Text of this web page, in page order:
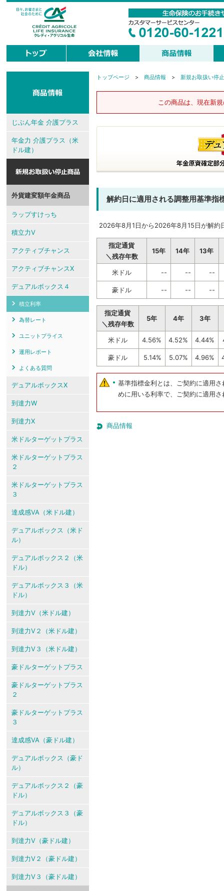
現
トップページ > 商品情報 > 新規お取扱い停
この商品は、現在新
解約日に適用される調整用基準指
2026年8月1日から2026年8月15日が解約
指定通貨
＼残存年数
15年 14年 13年
米ドル -- -- --
豪ドル -- -- --
指定通貨
＼残存年数
5年 4年 3年
米ドル 4.56% 4.52% 4.44%
豪ドル 5.14% 5.07% 4.96%
基準指標金利とは、ご契約に適用
めに用いる利率で、ご契約に適用
商品情報
じぶん年金 介護プラス
年金力 介護プラス（米
ドル建）
外貨建変額年金商品
ラップすけっち
積立力V
アクティブチャンス
アクティブチャンスX
デュアルボックス４
積立利率
為替レート
ユニットプライス
運用レポート
よくある質問
デュアルボックスX
到達力W
到達力X
米ドルターゲットプラス
米ドルターゲットプラス
２
米ドルターゲットプラス
３
達成感VA（米ドル建）
デュアルボックス（米ド
ル）
デュアルボックス２（米
ドル）
デュアルボックス３（米
ドル）
到達力V（米ドル建）
到達力V２（米ドル建）
到達力V３（米ドル建）
豪ドルターゲットプラス
豪ドルターゲットプラス
２
豪ドルターゲットプラス
３
達成感VA（豪ドル建）
デュアルボックス（豪ド
ル）
デュアルボックス２（豪
ドル）
デュアルボックス３（豪
ドル）
到達力V（豪ドル建）
到達力V２（豪ドル建）
到達力V３（豪ドル建）